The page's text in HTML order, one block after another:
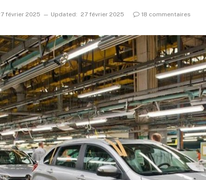
février 2025 Updated: 27 février 2025 18 commentaires